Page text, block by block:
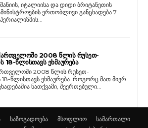
იტალიისა და დიდი ბრიტანეთის
ერთობლივი განცხადება 7
2008 ᲬᲚᲘᲡ ᲠᲣᲡᲔᲗ-
18-ᲬᲚᲘᲡᲗᲐᲕᲡ ᲔᲮᲛᲐᲣᲠᲔᲑᲐ
2008 წლის რუსეთ-
ეხმაურება. როგორც მათ მიერ
ნათქვამი, შეერთებული...
საზოგადოება მსოფლიო
სამართალი